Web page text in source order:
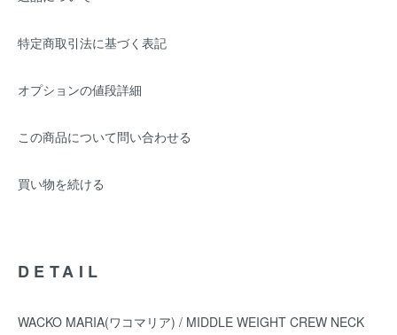
特定商取引法に基づく表記
オプションの値段詳細
この商品について問い合わせる
買い物を続ける
DETAIL
WACKO MARIA(ワコマリア) / MIDDLE WEIGHT CREW NECK